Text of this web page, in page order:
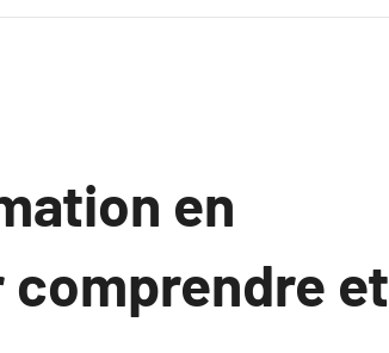
en
comprendre et